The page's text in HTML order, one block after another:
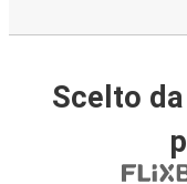
Scelto